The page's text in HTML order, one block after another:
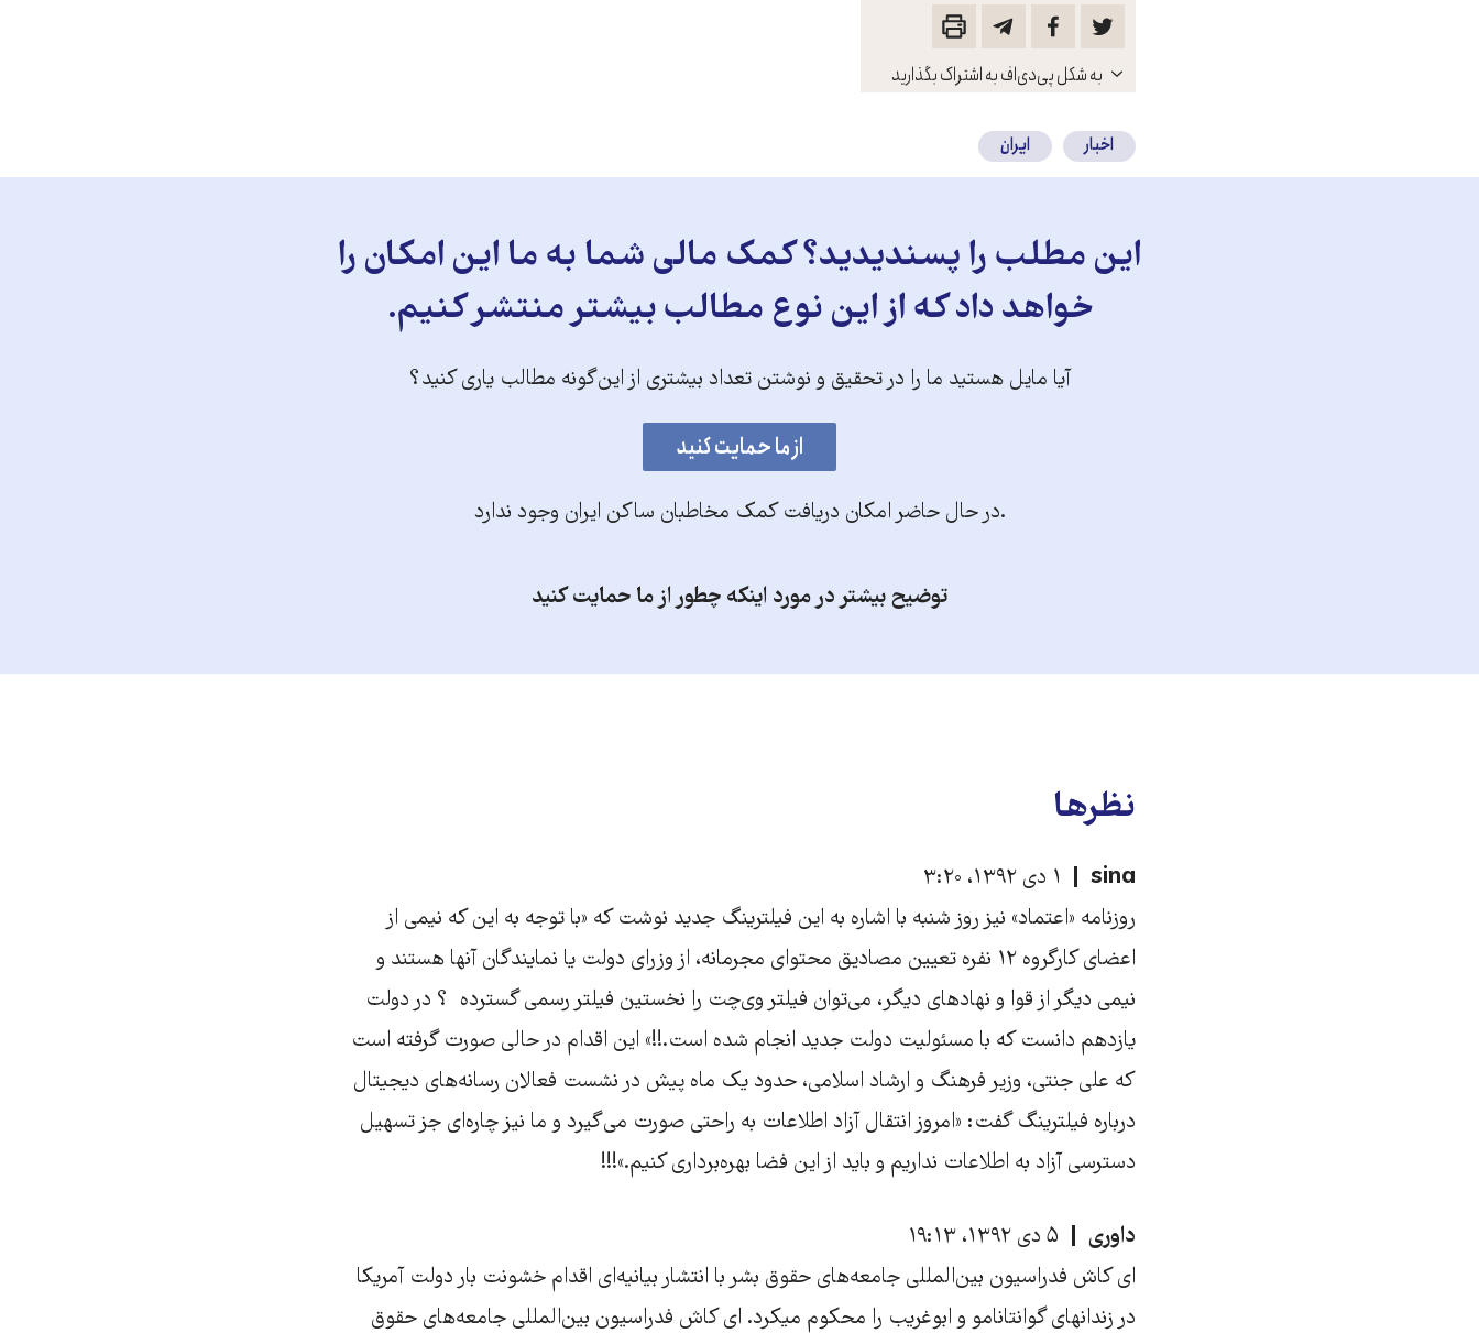
باز
کنید
به شکل پی‌دی‌اف به اشتراک بگذارید
اخبار ایران
این مطلب را پسندیدید؟ کمک مالی شما به ما این امکان را
خواهد داد که از این نوع مطالب بیشتر منتشر کنیم.
آیا مایل هستید ما را در تحقیق و نوشتن تعداد بیشتری از این‌گونه مطالب یاری کنید؟
.در حال حاضر امکان دریافت کمک مخاطبان ساکن ایران وجود ندارد
توضیح بیشتر در مورد اینکه چطور از ما حمایت کنید
نظرها
sina
۱ دی ۱۳۹۲، ۳:۲۰
روزنامه «اعتماد» نیز روز شنبه با اشاره به این فیلترینگ جدید نوشت که «با توجه به این که نیمی از
اعضای کارگروه ۱۲ نفره تعیین مصادیق محتوای مجرمانه، از وزرای دولت یا نمایندگان آنها هستند و
نیمی دیگر از قوا و نهادهای دیگر، می‌توان فیلتر وی‌چت را نخستین فیلتر رسمی گسترده ؟ در دولت
یازدهم دانست که با مسئولیت دولت جدید انجام شده‌ است.!!» این اقدام در حالی صورت گرفته است
که علی جنتی، وزیر فرهنگ و ارشاد اسلامی، حدود یک ماه پیش در نشست فعالان رسانه‌های دیجیتال
درباره فیلترینگ گفت: «امروز انتقال آزاد اطلاعات به راحتی صورت می‌گیرد و ما نیز چاره‌ای جز تسهیل
دسترسی آزاد به اطلاعات نداریم و باید از این فضا بهره‌برداری کنیم.»!!!
داوری
۵ دی ۱۳۹۲، ۱۹:۱۳
ای کاش فدراسیون بین‌المللی جامعه‌های حقوق بشر با انتشار بیانیه‌ای اقدام خشونت بار دولت آمریکا
در زندانهای گوانتانامو و ابوغریب را محکوم میکرد. ای کاش فدراسیون بین‌المللی جامعه‌های حقوق